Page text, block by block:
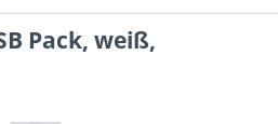
Pack, weiß,